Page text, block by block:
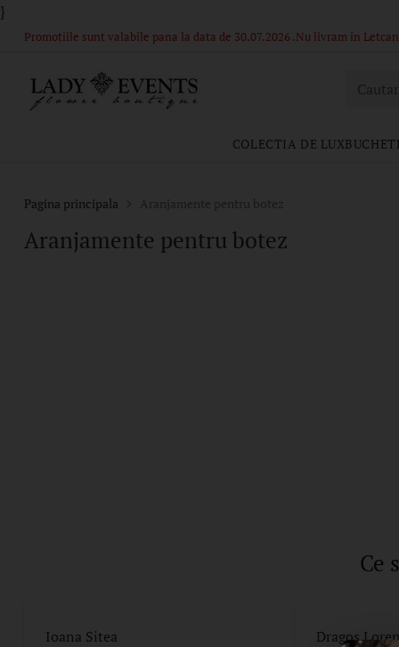
}
COLECTIA DE LUX
Promotiile sunt valabile pana la data de 30.07.2026 .Nu livram in
Pagina principala
Aranjamente pentru botez
Ce
Ioana Sitea Dragos